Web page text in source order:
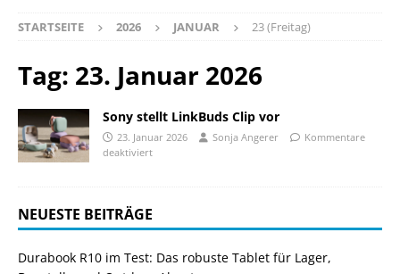
STARTSEITE 2026 JANUAR 23 (Freitag)
Tag: 23. Januar 2026
Sony stellt LinkBuds Clip vor
23. Januar 2026 Sonja Angerer
Kommentare
deaktiviert
NEUESTE BEITRÄGE
Durabook R10 im Test: Das robuste Tablet für Lager,